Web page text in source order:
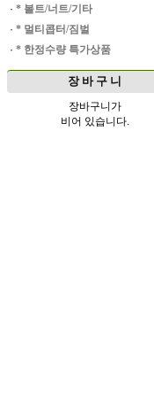
· * 볼트/너트/기타
· * 멀티콥터/짐벌
· * 한정수량 특가상품
장 바 구 니
장바구니가
비어 있습니다.